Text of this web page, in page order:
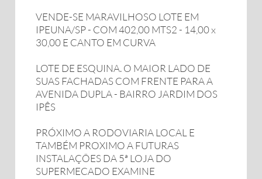
VENDE-SE MARAVILHOSO LOTE EM
IPEUNA/SP - COM 402,00 MTS2 - 14,00 x
30,00 E CANTO EM CURVA
LOTE DE ESQUINA. O MAIOR LADO DE
SUAS FACHADAS COM FRENTE PARA A
AVENIDA DUPLA - BAIRRO JARDIM DOS
IPÊS
PRÓXIMO A RODOVIARIA LOCAL E
TAMBÉM PROXIMO A FUTURAS
INSTALAÇÕES DA 5ª LOJA DO
SUPERMECADO EXAMINE